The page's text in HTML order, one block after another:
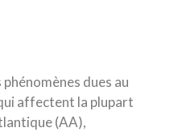
dues au
affectent la plupart
(AA),